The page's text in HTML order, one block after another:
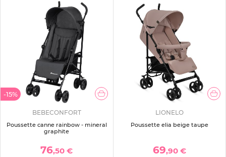
-15%
BEBECONFORT
Poussette canne rainbow - mineral
graphite
76,50 €
LIONELO
Poussette elia beige taupe
69,90 €